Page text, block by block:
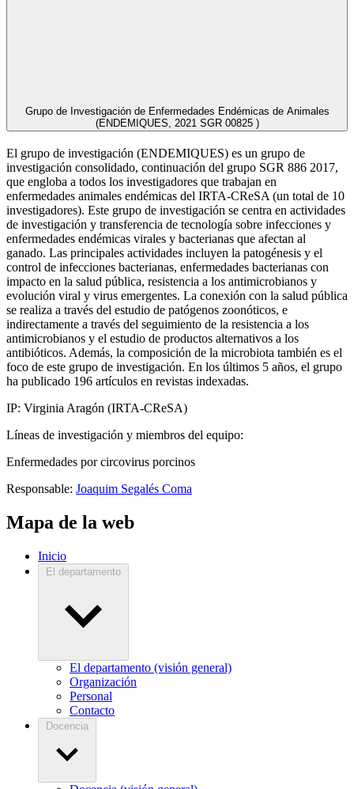
Grupo de Investigación de Enfermedades Endémicas de Animales
(ENDEMIQUES, 2021 SGR 00825 )
El grupo de investigación (ENDEMIQUES) es un grupo de
investigación consolidado, continuación del grupo SGR 886 2017,
que engloba a todos los investigadores que trabajan en
enfermedades animales endémicas del IRTA-CReSA (un total de 10
investigadores). Este grupo de investigación se centra en actividades
de investigación y transferencia de tecnología sobre infecciones y
enfermedades endémicas virales y bacterianas que afectan al
ganado. Las principales actividades incluyen la patogénesis y el
control de infecciones bacterianas, enfermedades bacterianas con
impacto en la salud pública, resistencia a los antimicrobianos y
evolución viral y virus emergentes. La conexión con la salud pública
se realiza a través del estudio de patógenos zoonóticos, e
indirectamente a través del seguimiento de la resistencia a los
antimicrobianos y el estudio de productos alternativos a los
antibióticos. Además, la composición de la microbiota también es el
foco de este grupo de investigación. En los últimos 5 años, el grupo
ha publicado 196 artículos en revistas indexadas.
IP: Virginia Aragón (IRTA-CReSA)
Líneas de investigación y miembros del equipo:
Enfermedades por circovirus porcinos
Responsable: Joaquim Segalés Coma
Mapa de la web
Inicio
El departamento
El departamento (visión general)
Organización
Personal
Contacto
Docencia